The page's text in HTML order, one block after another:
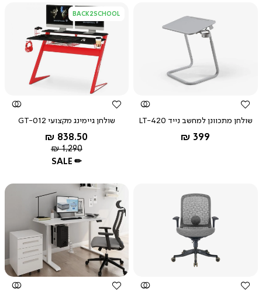
צפייה
מהירה
שולחן מתכוונן למחשב נייד LT-420
החל מ-
399 ₪אפור
BACK2SCHOOL
מהירה
שולחן גיימינג מקצועי GT-012
החל מ-
838.50 ₪
מחיר
רגיל
1,290 ₪
SALE ✏
שחור
אדום
צפייה
מהירה
צפייה
מהירה